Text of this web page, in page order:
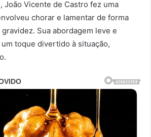
João Vicente de Castro fez uma
chorar e lamentar de forma
Sua abordagem leve e
toque divertido à situação,